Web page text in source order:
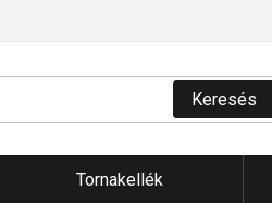
Keresés
Tornakellék